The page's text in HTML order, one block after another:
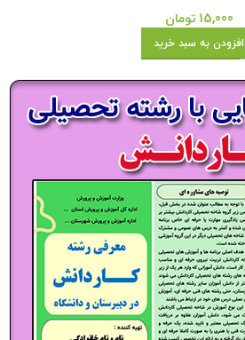
15,000 تومان
افزودن به سبد خرید